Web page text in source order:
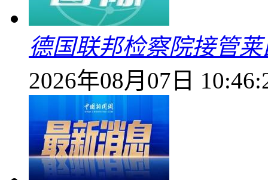
德国联邦检察院接管
2026年08月07日